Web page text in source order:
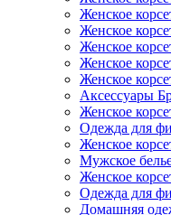
Женское
Женское
Женское
Женское
Женское
Аксессуары
Женское
Одежда для
Женское
Мужское
Женское
Одежда для
Домашняя